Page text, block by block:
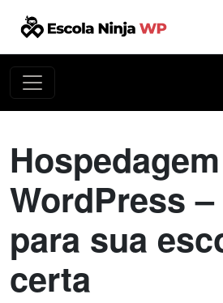
Hospedagem
WordPress
para sua
certa